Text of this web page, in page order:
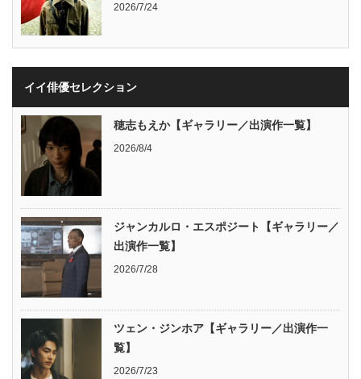
2026/7/24
イイ俳優セレクション
穂志もえか【ギャラリー／出演作一覧】
2026/8/4
ジャンカルロ・エスポジート【ギャラリー／
出演作一覧】
2026/7/28
ツェン・ジンホア【ギャラリー／出演作一
覧】
2026/7/23